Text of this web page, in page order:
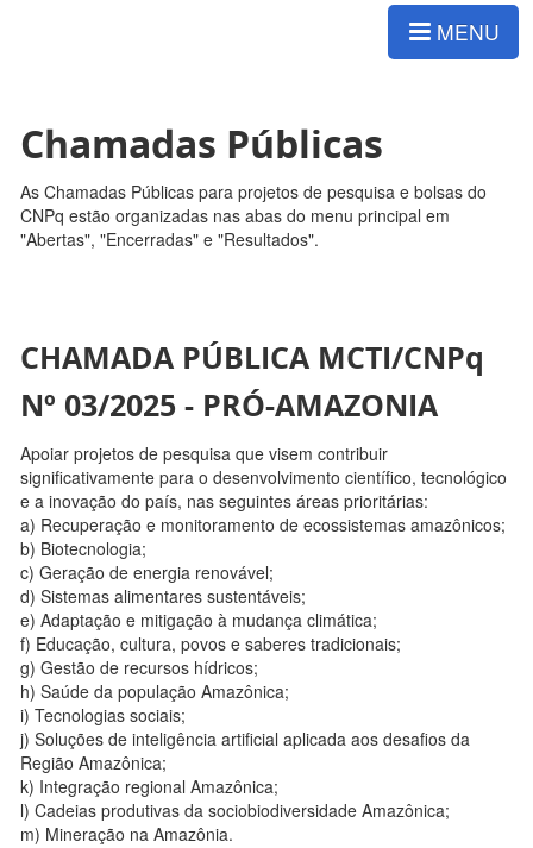
MENU
Chamadas Públicas
As Chamadas Públicas para projetos de pesquisa e bolsas do
CNPq estão organizadas nas abas do menu principal em
"Abertas", "Encerradas" e "Resultados".
CHAMADA PÚBLICA MCTI/CNPq
Nº 03/2025 - PRÓ-AMAZONIA
Apoiar projetos de pesquisa que visem contribuir
significativamente para o desenvolvimento científico, tecnológico
e a inovação do país, nas seguintes áreas prioritárias:
a) Recuperação e monitoramento de ecossistemas amazônicos;
b) Biotecnologia;
c) Geração de energia renovável;
d) Sistemas alimentares sustentáveis;
e) Adaptação e mitigação à mudança climática;
f) Educação, cultura, povos e saberes tradicionais;
g) Gestão de recursos hídricos;
h) Saúde da população Amazônica;
i) Tecnologias sociais;
j) Soluções de inteligência artificial aplicada aos desafios da
Região Amazônica;
k) Integração regional Amazônica;
l) Cadeias produtivas da sociobiodiversidade Amazônica;
m) Mineração na Amazônia.